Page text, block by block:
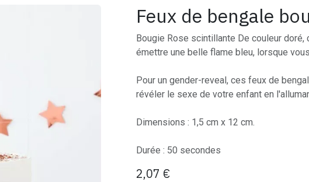
Feux de bengale
Bougie Rose scintillante De couleur
émettre une belle flame bleu, lorsque
Pour un gender-reveal, ces feux de
révéler le sexe de votre enfant en
Dimensions : 1,5 cm x 12 cm.
Durée : 50 secondes
2,07 €